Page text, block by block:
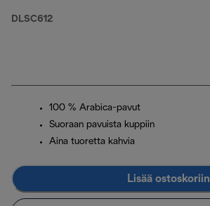
DLSC612
100 % Arabica-pavut
Suoraan pavuista kuppiin
Aina tuoretta kahvia
Lisää ostoskoriin